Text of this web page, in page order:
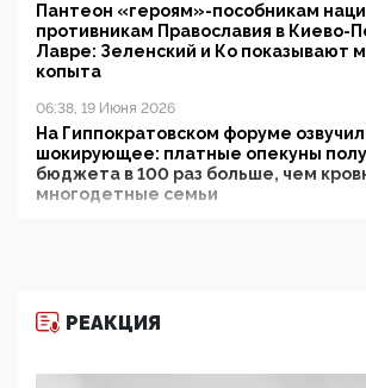
Пантеон «героям»-пособникам
противникам Православия в Киево-
Лавре: Зеленский и Ко показывают
копыта
06:38, 19 Июня 2026
На Гиппократовском форуме
шокирующее: платные опекуны
бюджета в 100 раз больше, чем
многодетные семьи
11:53, 09 Июня 2026
деятельность ИИТО ЮНЕСКО в
РЕАКЦИЯ